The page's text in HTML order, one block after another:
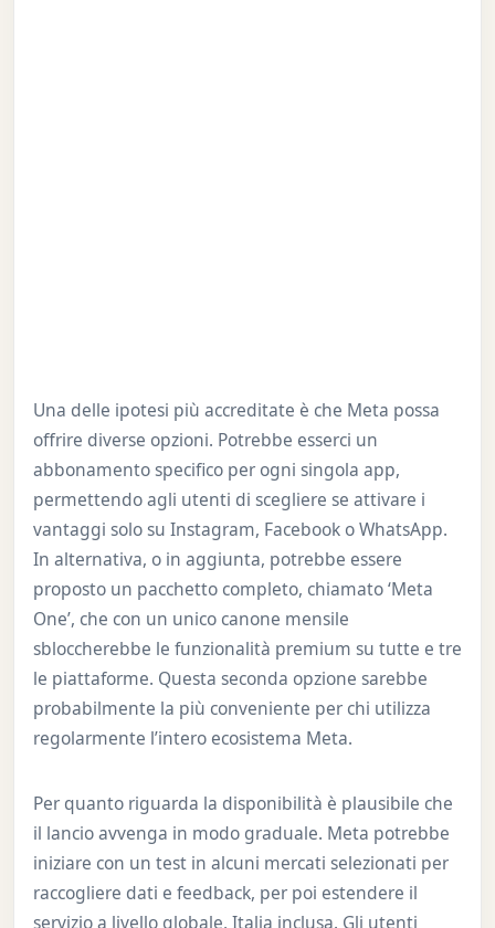
Una delle ipotesi più accreditate è che Meta possa
offrire diverse opzioni. Potrebbe esserci un
abbonamento specifico per ogni singola app,
permettendo agli utenti di scegliere se attivare i
vantaggi solo su Instagram, Facebook o WhatsApp.
In alternativa, o in aggiunta, potrebbe essere
proposto un pacchetto completo, chiamato ‘Meta
One’, che con un unico canone mensile
sbloccherebbe le funzionalità premium su tutte e tre
le piattaforme. Questa seconda opzione sarebbe
probabilmente la più conveniente per chi utilizza
regolarmente l’intero ecosistema Meta.
Per quanto riguarda la disponibilità è plausibile che
il lancio avvenga in modo graduale. Meta potrebbe
iniziare con un test in alcuni mercati selezionati per
raccogliere dati e feedback, per poi estendere il
servizio a livello globale, Italia inclusa. Gli utenti